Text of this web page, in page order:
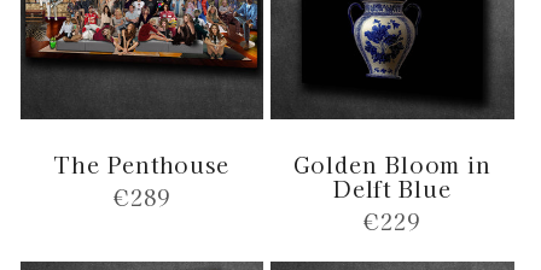
The Penthouse
Normale
€289
Golden Bloom in
Delft Blue
Normale
€229